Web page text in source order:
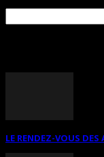
LE RENDEZ-VOUS